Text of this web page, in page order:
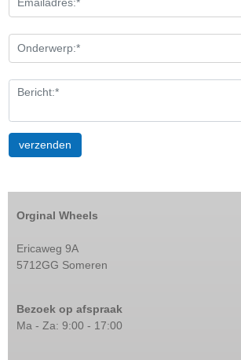
Orginal Wheels
Ericaweg 9A
5712GG Someren
Bezoek op afspraak
Ma - Za: 9:00 - 17:00